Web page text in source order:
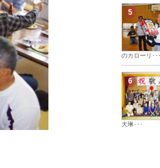
5
のカローリ･･･
6
大琳･･･